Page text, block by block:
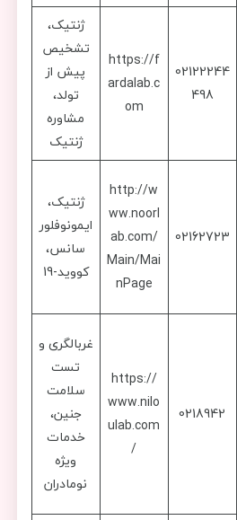
02122244
498
https://f
ardalab.c
om
ژنتیک،
تشخیص
پیش از
تولد،
مشاوره
ژنتیک
02162723
http://w
ww.noorl
ab.com/
Main/Mai
nPage
ژنتیک،
ایمونوفلور
سانس،
کووید-19
0218942
https://
www.nilo
ulab.com
/
غربالگری و
تست
سلامت
جنین،
خدمات
ویژه
نومادران